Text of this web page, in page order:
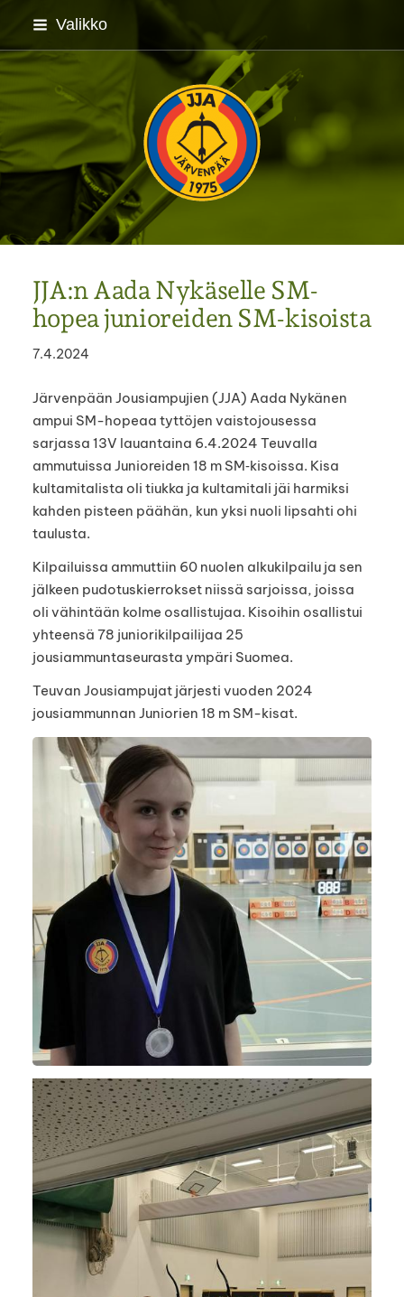
Siirry
sisältöön
Valikko
Järvenpään
JJA:n Aada Nykäselle SM-
hopea junioreiden SM-kisoista
7.4.2024
Järvenpään Jousiampujien (JJA) Aada Nykänen
ampui SM-hopeaa tyttöjen vaistojousessa
sarjassa 13V lauantaina 6.4.2024 Teuvalla
ammutuissa Junioreiden 18 m SM‑kisoissa. Kisa
kultamitalista oli tiukka ja kultamitali jäi harmiksi
kahden pisteen päähän, kun yksi nuoli lipsahti ohi
taulusta.
Kilpailuissa ammuttiin 60 nuolen alkukilpailu ja sen
jälkeen pudotuskierrokset niissä sarjoissa, joissa
oli vähintään kolme osallistujaa. Kisoihin osallistui
yhteensä 78 juniorikilpailijaa 25
jousiammuntaseurasta ympäri Suomea.
Teuvan Jousiampujat järjesti vuoden 2024
jousiammunnan Juniorien 18 m SM-kisat.